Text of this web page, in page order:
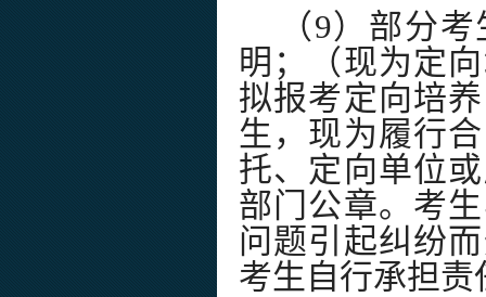
（9）部分
明；（现为定
拟报考定向培
生，现为履行
托、定向单位
部门公章。考
问题引起纠纷
考生自行承担责